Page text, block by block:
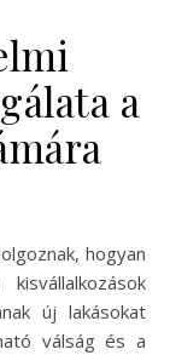
a
új lakásokat
válság és a